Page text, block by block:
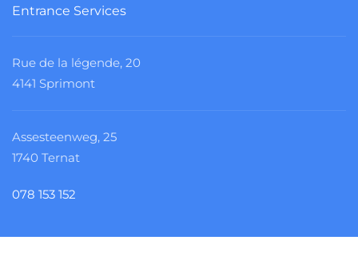
Entrance Services
Rue de la légende, 20
4141 Sprimont
Assesteenweg, 25
1740 Ternat
078 153 152